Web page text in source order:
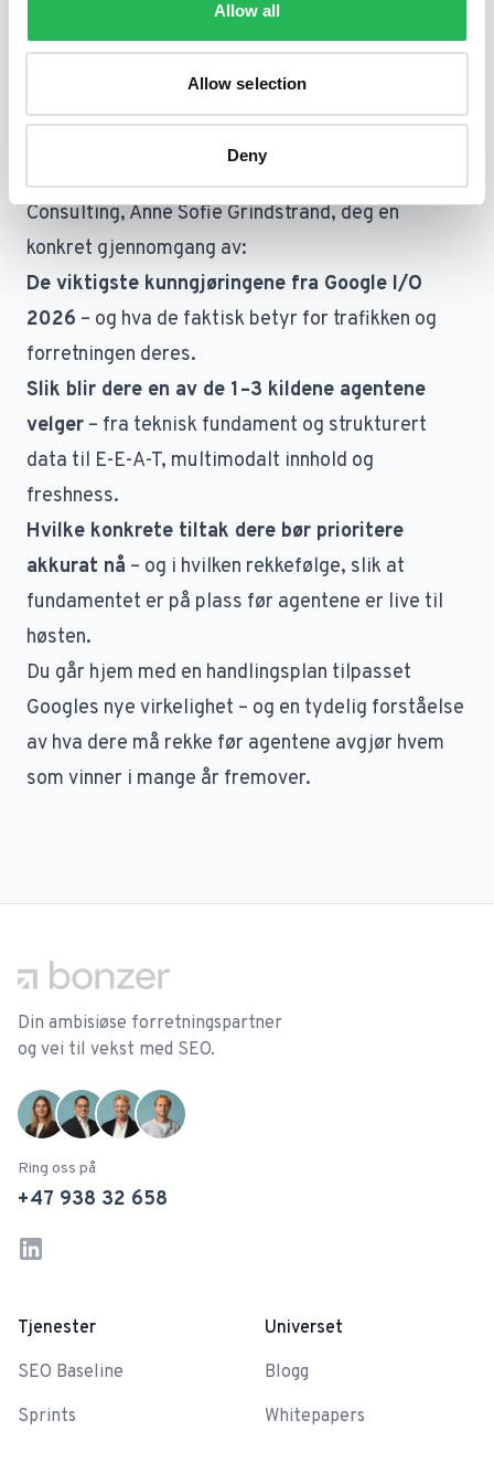
Allow all
Allow selection
Deny
rulles ut – og det skjer nå.
De virksomhetene som får lagt fundamentet i
andre halvår, kommer til å dominere
agenttrafikken i mange år fremover.
Consulting, Anne Sofie Grindstrand, deg en
konkret gjennomgang av:
De viktigste kunngjøringene fra Google I/O
2026 – og hva de faktisk betyr for trafikken og
forretningen deres.
Slik blir dere en av de 1–3 kildene agentene
velger – fra teknisk fundament og strukturert
data til E-E-A-T, multimodalt innhold og
freshness.
Hvilke konkrete tiltak dere bør prioritere
akkurat nå – og i hvilken rekkefølge, slik at
fundamentet er på plass før agentene er live til
høsten.
Du går hjem med en handlingsplan tilpasset
Googles nye virkelighet – og en tydelig forståelse
av hva dere må rekke før agentene avgjør hvem
som vinner i mange år fremover.
Din ambisiøse forretningspartner
og vei til vekst med SEO.
Ring oss på
+47 938 32 658
LinkedIn
Tjenester
SEO Baseline
Sprints
Universet
Blogg
Whitepapers